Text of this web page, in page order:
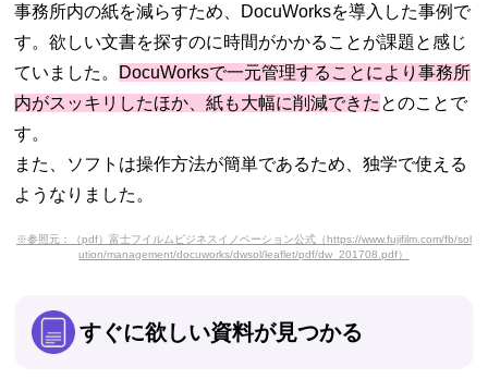
事務所内の紙を減らすため、DocuWorksを導入した事例で
す。欲しい文書を探すのに時間がかかることが課題と感じ
ていました。 DocuWorksで一元管理することにより事務所
内がスッキリしたほか、紙も大幅に削減できた とのことで
す。
また、ソフトは操作方法が簡単であるため、独学で使える
ようなりました。
※参照元：（pdf）富士フイルムビジネスイノベーション公式（https://www.fujifilm.com/fb/sol
ution/management/docuworks/dwsol/leaflet/pdf/dw_201708.pdf）
すぐに欲しい資料が見つかる